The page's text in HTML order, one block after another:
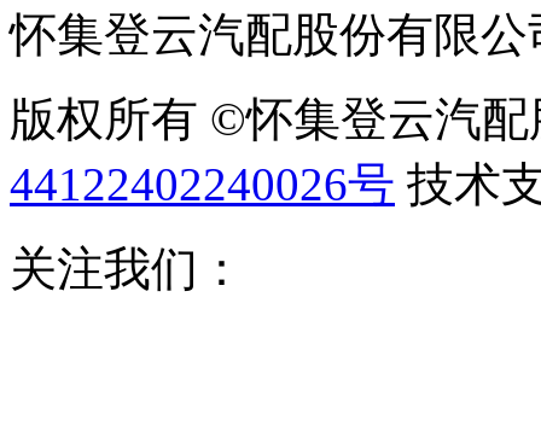
怀集登云汽配股份有限公
版权所有 ©怀集登云汽
44122402240026号 技术
关注我们：